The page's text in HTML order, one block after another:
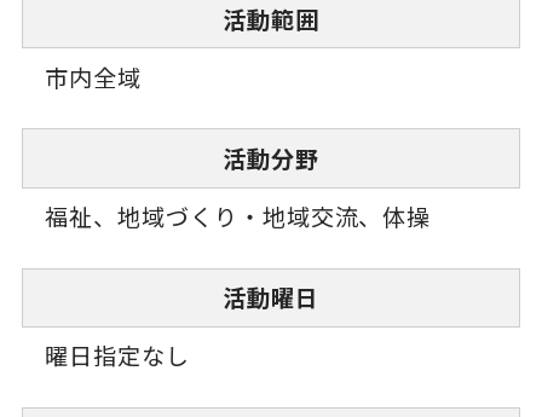
活動範囲
市内全域
活動分野
福祉、地域づくり・地域交流、体操
活動曜日
曜日指定なし